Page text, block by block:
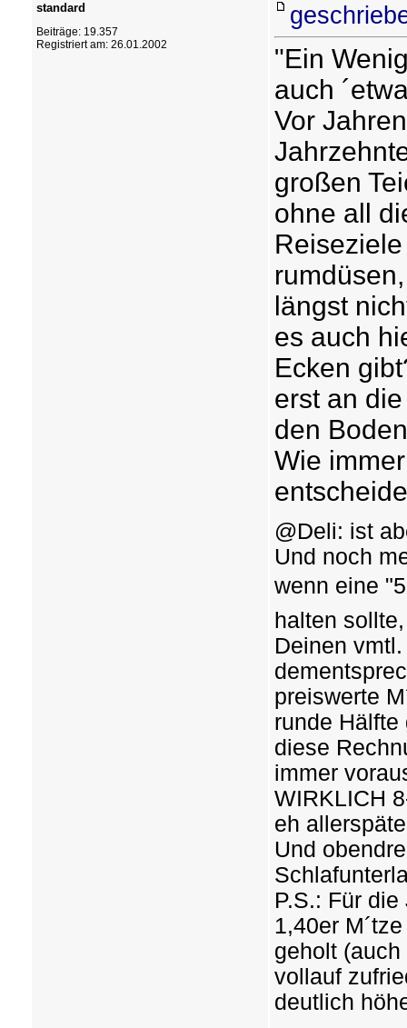
standard
Beiträge: 19.357
Registriert am: 26.01.2002
"Ein
auch
Vor
großen
ohne all
längst
es auch
Ecken
erst an
den
Wie
@Deli: ist
Und noch
wenn eine
halten
Deinen
preiswerte
runde
diese
immer
WIRKLICH
eh
Und
P.S.: Für
1,40er
geholt
vollauf
deutlich